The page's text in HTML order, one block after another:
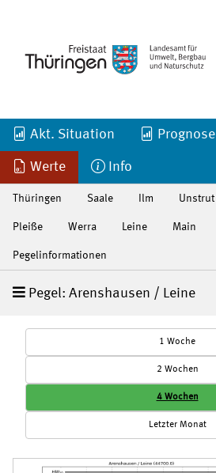
Akt. Situation Prognose
Werte Info
Thüringen Saale Ilm Unstrut
Pleiße Werra Leine Main
Pegelinformationen
Pegel: Arenshausen / Leine
1 Woche
2 Wochen
4 Wochen
Letzter Monat